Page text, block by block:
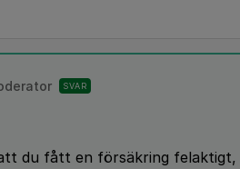
SVAR
du fått en försäkring felaktigt,